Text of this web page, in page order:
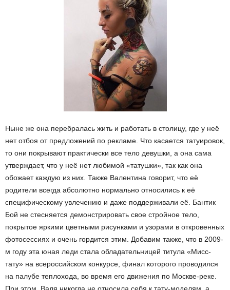
Ныне же она перебралась жить и работать в столицу, где у неё
нет отбоя от предложений по рекламе. Что касается татуировок,
то они покрывают практически все тело девушки, а она сама
утверждает, что у неё нет любимой «татушки», так как она
обожает каждую из них. Также Валентина говорит, что её
родители всегда абсолютно нормально относились к её
специфическому увлечению и даже поддерживали её. Бантик
Бой не стесняется демонстрировать свое стройное тело,
покрытое яркими цветными рисунками и узорами в откровенных
фотосессиях и очень гордится этим. Добавим также, что в 2009-
м году эта юная леди стала обладательницей титула «Мисс-
тату» на всероссийском конкурсе, финал которого проводился
на палубе теплохода, во время его движения по Москве-реке.